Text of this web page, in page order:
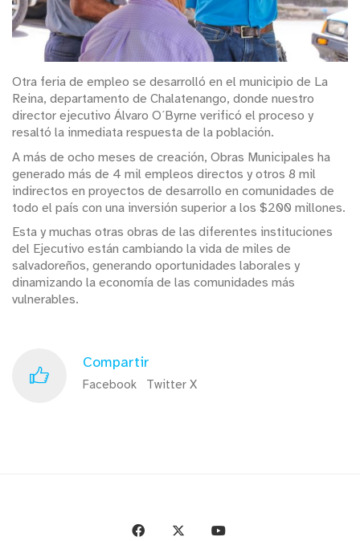
Otra feria de empleo se desarrolló en el municipio de La
Reina, departamento de Chalatenango, donde nuestro
director ejecutivo Álvaro O´Byrne verificó el proceso y
resaltó la inmediata respuesta de la población.
A más de ocho meses de creación, Obras Municipales ha
generado más de 4 mil empleos directos y otros 8 mil
indirectos en proyectos de desarrollo en comunidades de
todo el país con una inversión superior a los $200 millones.
Esta y muchas otras obras de las diferentes instituciones
del Ejecutivo están cambiando la vida de miles de
salvadoreños, generando oportunidades laborales y
dinamizando la economía de las comunidades más
vulnerables.
Compartir
Facebook Twitter X